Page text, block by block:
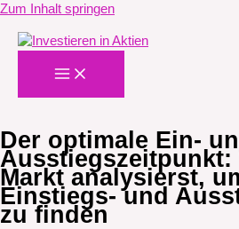
Zum Inhalt springen
Der optimale Ein-
Ausstiegszeitpunkt:
Markt analysierst,
Einstiegs- und
zu finden